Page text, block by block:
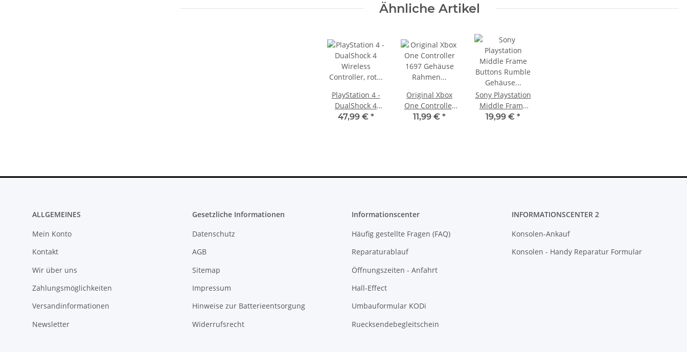
Ähnliche Artikel
PlayStation 4 -
DualShock 4
Wireless
47,99 € *
Original Xbox
One Controller
1697 Gehäuse
11,99 € *
Sony Playstation
Middle Frame
Buttons Rumble
19,99 € *
ALLGEMEINES
Mein Konto
Kontakt
Wir über uns
Zahlungsmöglichkeiten
Versandinformationen
Newsletter
Gesetzliche Informationen
Datenschutz
AGB
Sitemap
Impressum
Hinweise zur Batterieentsorgung
Widerrufsrecht
Informationscenter
Häufig gestellte Fragen (FAQ)
Reparaturablauf
Öffnungszeiten - Anfahrt
Hall-Effect
Umbauformular KODi
Ruecksendebegleitschein
INFORMATIONSCENTER 2
Konsolen-Ankauf
Konsolen - Handy Reparatur Formular